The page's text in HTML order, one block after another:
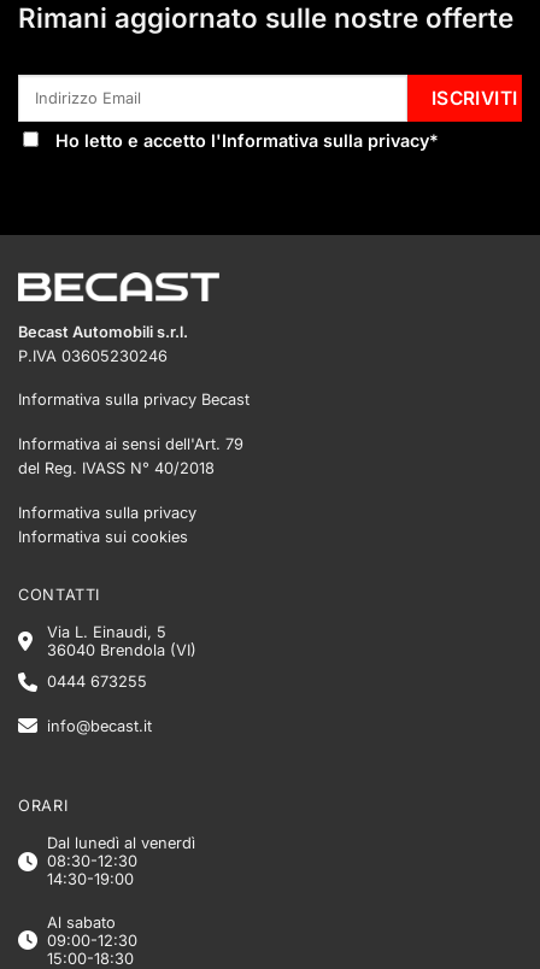
Rimani aggiornato sulle nostre offerte
Ho letto e accetto l'Informativa sulla privacy*
Becast Automobili s.r.l.
P.IVA 03605230246
Informativa sulla privacy Becast
Informativa ai sensi dell'Art. 79
del Reg. IVASS N° 40/2018
Informativa sulla privacy
Informativa sui cookies
CONTATTI
Via L. Einaudi, 5
36040 Brendola (VI)
0444 673255
info@becast.it
ORARI
Dal lunedì al venerdì
08:30-12:30
14:30-19:00
Al sabato
09:00-12:30
15:00-18:30